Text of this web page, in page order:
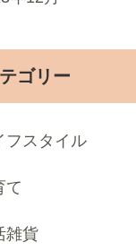
ゴリー
フスタイル
て
雑貨